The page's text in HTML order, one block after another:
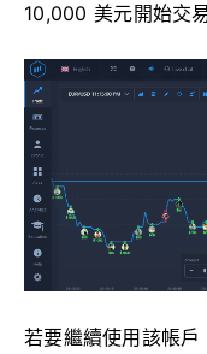
10,000 美元開始交
若要繼續使用該帳